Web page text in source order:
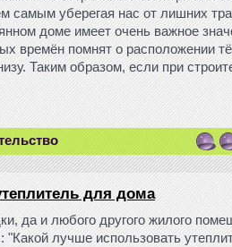
самым уберегая нас от лишних
доме имеет очень важное
времён помнят о расположении
Таким образом, если при
для дома
да и любого другого жилого
"Какой лучше использовать